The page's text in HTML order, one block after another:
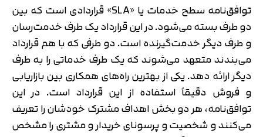
توافق‌نامه سطح خدمات یا «SLA» قراردادی است که بین
دو طرف بسته می‌شود. در این قرارداد یک طرف خدمت‌رسان
و طرف دیگر خدمت‌گیرنده است. دو طرفی که با هم قرارداد
می‌بندند متعهد می‌شوند که یک طرف خدماتی را به طرف
دیگر ارائه دهد. یکی از بهترین راه‌های همکاری بین بازاریابی
و فروش دقیقاً استفاده از این قرارداد است. در این
توافق‌نامه، هر دو بخش اهداف مشترک خودشان را تعریف
می‌کنند و شخصیت و پرسونای خریدار و مشتری را مشخص